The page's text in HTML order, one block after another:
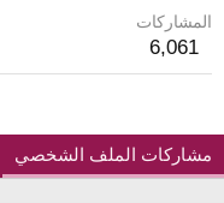
المشاركات
6,061
مشاركات الملف الشخصي